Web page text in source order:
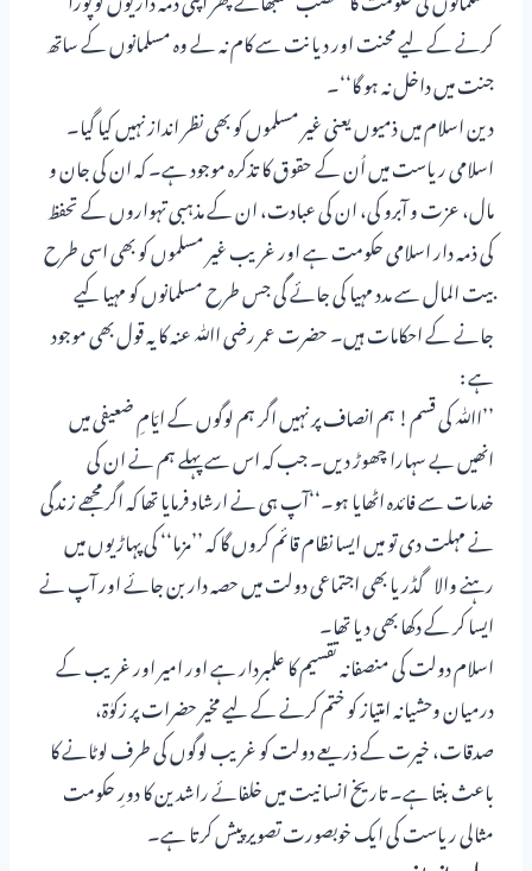
کرنے کے لیے محنت اور دیانت سے کام نہ لے وہ مسلمانوں کے ساتھ
جنت میں داخل نہ ہو گا‘‘۔
دین اسلام میں ذمیوں یعنی غیر مسلموں کو بھی نظر انداز نہیں کیا گیا۔
اسلامی ریاست میں اُن کے حقوق کا تذکرہ موجود ہے۔ کہ ان کی جان و
مال، عزت و آبرو کی، ان کی عبادت، ان کے مذہبی تہواروں کے تحفظ
کی ذمہ دار اسلامی حکومت ہے اور غریب غیر مسلموں کو بھی اسی طرح
بیت المال سے مدد مہیا کی جائے گی جس طرح مسلمانوں کو مہیا کیے
جانے کے احکامات ہیں۔ حضرت عمر رضی اﷲ عنہ کا یہ قول بھی موجود
ہے :
’’اﷲ کی قسم! ہم انصاف پر نہیں اگر ہم لوگوں کے ایّامِ ضعیفی میں
انھیں بے سہارا چھوڑ دیں۔ جب کہ اس سے پہلے ہم نے ان کی
خدمات سے فائدہ اٹھایا ہو۔‘‘آپ ہی نے ارشاد فرمایا تھا کہ اگر مجھے زندگی
نے مہلت دی تو میں ایسا نظام قائم کروں گا کہ ’’مزما‘‘ کی پہاڑیوں میں
رہنے والا گڈریا بھی اجتماعی دولت میں حصہ دار بن جائے اور آپ نے
ایسا کر کے دکھا بھی دیا تھا۔
اسلام دولت کی منصفانہ تقسیم کا علمبردار ہے اور امیر اور غریب کے
درمیان وحشیانہ امتیاز کو ختم کرنے کے لیے مخیر حضرات پر زکوٰۃ،
صدقات، خیرت کے ذریعے دولت کو غریب لوگوں کی طرف لوٹانے کا
باعث بنتا ہے۔ تاریخ انسانیت میں خلفائے راشدین کا دورِ حکومت
مثالی ریاست کی ایک خوبصورت تصویر پیش کرتا ہے۔